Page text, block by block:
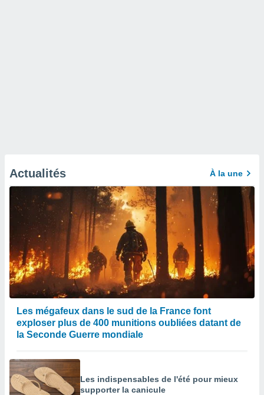
Actualités À la une
Les mégafeux dans le sud de la France font
exploser plus de 400 munitions oubliées datant de
la Seconde Guerre mondiale
Les indispensables de l'été pour mieux
supporter la canicule